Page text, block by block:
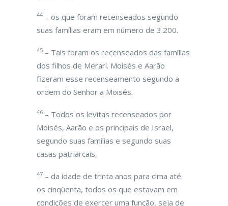
44 – os que foram recenseados segundo
suas famílias eram em número de 3.200.
45 – Tais foram os recenseados das famílias
dos filhos de Merari. Moisés e Aarão
fizeram esse recenseamento segundo a
ordem do Senhor a Moisés.
46 – Todos os levitas recenseados por
Moisés, Aarão e os principais de Israel,
segundo suas famílias e segundo suas
casas patriarcais,
47 – da idade de trinta anos para cima até
os cinqüenta, todos os que estavam em
condições de exercer uma função, seja de